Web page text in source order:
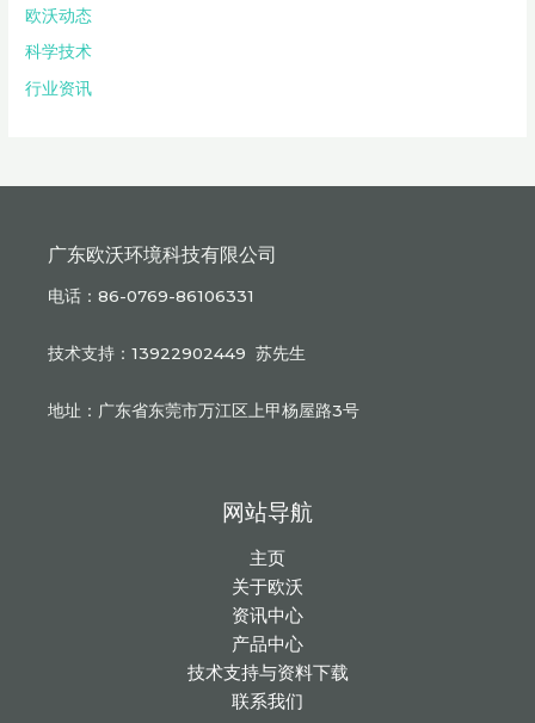
欧沃动态
科学技术
行业资讯
广东欧沃环境科技有限公司
电话：86-0769-86106331
技术支持：13922902449 苏先生
地址：广东省东莞市万江区上甲杨屋路3号
网站导航
主页
关于欧沃
资讯中心
产品中心
技术支持与资料下载
联系我们